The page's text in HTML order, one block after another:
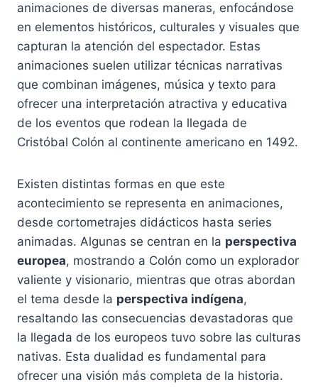
animaciones de diversas maneras, enfocándose
en elementos históricos, culturales y visuales que
capturan la atención del espectador. Estas
animaciones suelen utilizar técnicas narrativas
que combinan imágenes, música y texto para
ofrecer una interpretación atractiva y educativa
de los eventos que rodean la llegada de
Cristóbal Colón al continente americano en 1492.
Existen distintas formas en que este
acontecimiento se representa en animaciones,
desde cortometrajes didácticos hasta series
animadas. Algunas se centran en la perspectiva
europea, mostrando a Colón como un explorador
valiente y visionario, mientras que otras abordan
el tema desde la perspectiva indígena,
resaltando las consecuencias devastadoras que
la llegada de los europeos tuvo sobre las culturas
nativas. Esta dualidad es fundamental para
ofrecer una visión más completa de la historia.